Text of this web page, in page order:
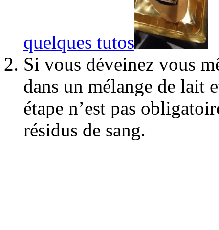
quelques tutos
Si vous déveinez vous
dans un mélange de lait
étape n’est pas
résidus de sang.